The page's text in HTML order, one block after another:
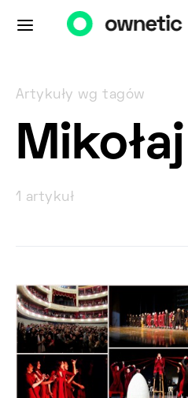
Artykuły wg tagów
1 artykuł